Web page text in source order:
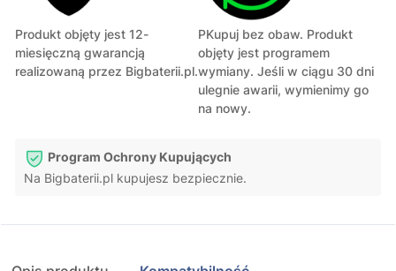
Produkt objęty jest 12-
miesięczną gwarancją
realizowaną przez Bigbaterii.pl.
PKupuj bez obaw. Produkt
objęty jest programem
wymiany. Jeśli w ciągu 30 dni
ulegnie awarii, wymienimy go
na nowy.
Program Ochrony Kupujących
Na Bigbaterii.pl kupujesz bezpiecznie.